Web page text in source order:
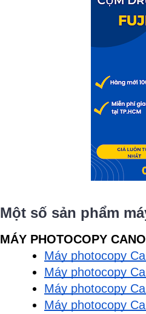
Một số sản phẩm
MÁY PHOTOCOPY
Máy photocopy
Máy photocopy
Máy photocopy
Máy photocopy